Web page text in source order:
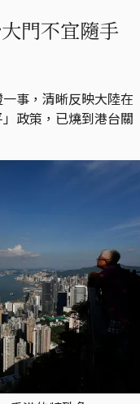
門不宜隨手
事，清晰反映大陸在
政策，已燒到港台關